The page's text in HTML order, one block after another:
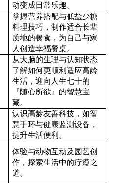
动变成日常乐趣。
掌握营养搭配与低盐少糖
料理技巧，制作适合长辈
质地的餐食，为自己与家
人创造幸福餐桌。
从大脑的生理与认知状态
了解如何更顺利适应高龄
生活，迎向人生七十的
『随心所欲』的智慧宝
藏。
认识高龄友善科技，如智
慧手环与健康监测设备，
提升生活便利。
体验与动物互动及园艺创
作，探索生活中的疗癒之
道。